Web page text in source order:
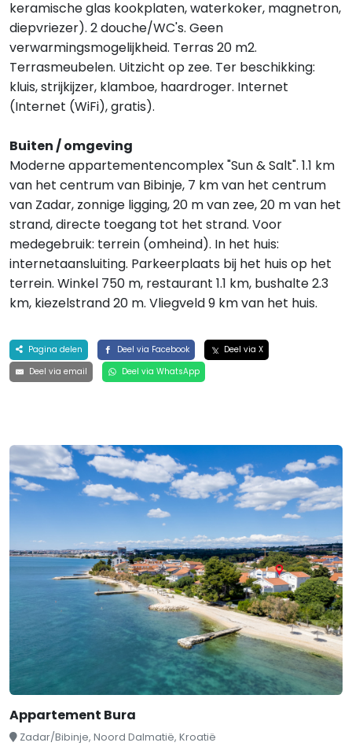
keramische glas kookplaten, waterkoker, magnetron,
diepvriezer). 2 douche/WC's. Geen
verwarmingsmogelijkheid. Terras 20 m2.
Terrasmeubelen. Uitzicht op zee. Ter beschikking:
kluis, strijkijzer, klamboe, haardroger. Internet
(Internet (WiFi), gratis).
Buiten / omgeving
Moderne appartementencomplex "Sun & Salt". 1.1 km
van het centrum van Bibinje, 7 km van het centrum
van Zadar, zonnige ligging, 20 m van zee, 20 m van het
strand, directe toegang tot het strand. Voor
medegebruik: terrein (omheind). In het huis:
internetaansluiting. Parkeerplaats bij het huis op het
terrein. Winkel 750 m, restaurant 1.1 km, bushalte 2.3
km, kiezelstrand 20 m. Vliegveld 9 km van het huis.
Pagina delen Deel via Facebook
Deel via X
Deel via email
Deel via WhatsApp
Appartement Bura
Zadar/Bibinje, Noord Dalmatië, Kroatië